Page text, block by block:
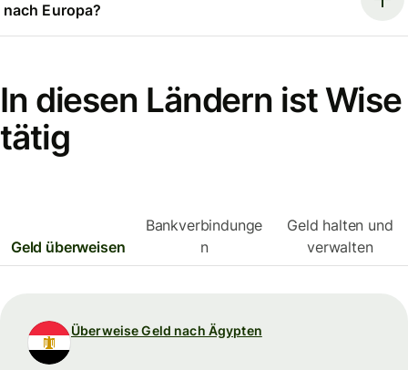
nach Europa?
In diesen Ländern ist Wise
tätig
Geld überweisen
Bankverbindunge
n
Geld halten und
verwalten
Überweise Geld nach Ägypten